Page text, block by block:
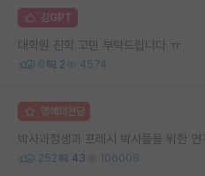
김GPT
대학원 진학 고민 부탁드립니다 ㅠ
0 2 4574
명예의전당
박사과정생과 프레시 박사들을 위한 연
252 43 106008